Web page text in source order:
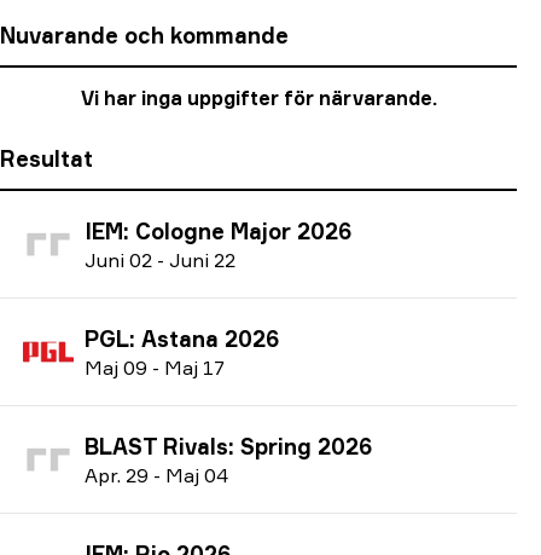
Nuvarande och kommande
Vi har inga uppgifter för närvarande.
Resultat
IEM: Cologne Major 2026
Juni 02 - Juni 22
PGL: Astana 2026
Maj 09 - Maj 17
BLAST Rivals: Spring 2026
Apr. 29 - Maj 04